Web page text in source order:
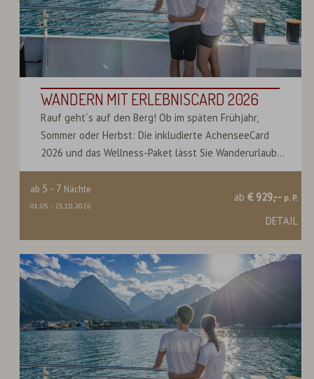
WANDERN MIT ERLEBNISCARD 2026
Rauf geht´s auf den Berg! Ob im späten Frühjahr,
Sommer oder Herbst: Die inkludierte AchenseeCard
2026 und das Wellness-Paket lässt Sie Wanderurlaub...
ab 5 - 7 Nächte
01.05.- 25.10.2026
ab € 929,-- p. P.
DETAIL